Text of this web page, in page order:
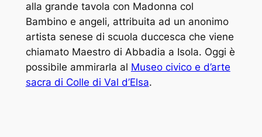
alla grande tavola con Madonna col
Bambino e angeli, attribuita ad un anonimo
artista senese di scuola duccesca che viene
chiamato Maestro di Abbadia a Isola. Oggi è
possibile ammirarla al Museo civico e d’arte
sacra di Colle di Val d’Elsa.